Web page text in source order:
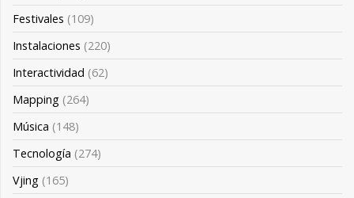
Festivales (109)
Instalaciones (220)
Interactividad (62)
Mapping (264)
Música (148)
Tecnología (274)
Vjing (165)